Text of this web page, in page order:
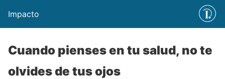
Impacto
Cuando pienses en tu salud, no te
olvides de tus ojos